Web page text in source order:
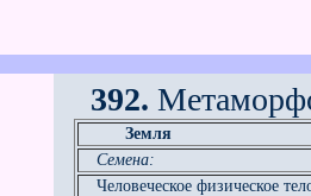
392.
Земля
Семена:
Человеческое физическое